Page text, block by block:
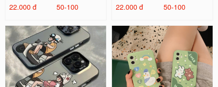
22.000 đ
50-100
22.000 đ
50-100